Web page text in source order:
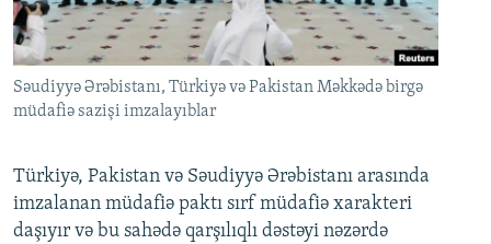
Səudiyyə Ərəbistanı, Türkiyə və Pakistan Məkkədə birgə
müdafiə sazişi imzalayıblar
Türkiyə, Pakistan və Səudiyyə Ərəbistanı arasında
imzalanan müdafiə paktı sırf müdafiə xarakteri
daşıyır və bu sahədə qarşılıqlı dəstəyi nəzərdə